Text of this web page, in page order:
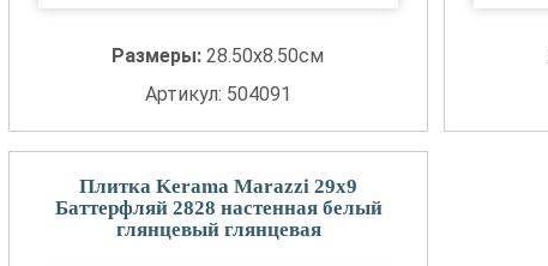
Размеры:28.50x8.50см
Артикул: 504091
Плитка Kerama Marazzi 29x9
Баттерфляй 2828 настенная белый
глянцевый глянцевая